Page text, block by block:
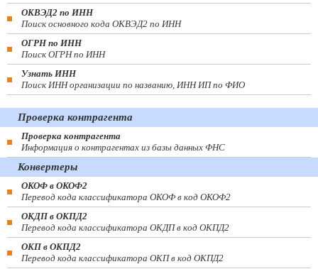
ОКВЭД2 по ИНН
Поиск основного кода ОКВЭД2 по ИНН
ОГРН по ИНН
Поиск ОГРН по ИНН
Узнать ИНН
Поиск ИНН организации по названию, ИНН ИП по ФИО
Проверка контрагента
Проверка контрагента
Информация о контрагентах из базы данных ФНС
Конвертеры
ОКОФ в ОКОФ2
Перевод кода классификатора ОКОФ в код ОКОФ2
ОКДП в ОКПД2
Перевод кода классификатора ОКДП в код ОКПД2
ОКП в ОКПД2
Перевод кода классификатора ОКП в код ОКПД2